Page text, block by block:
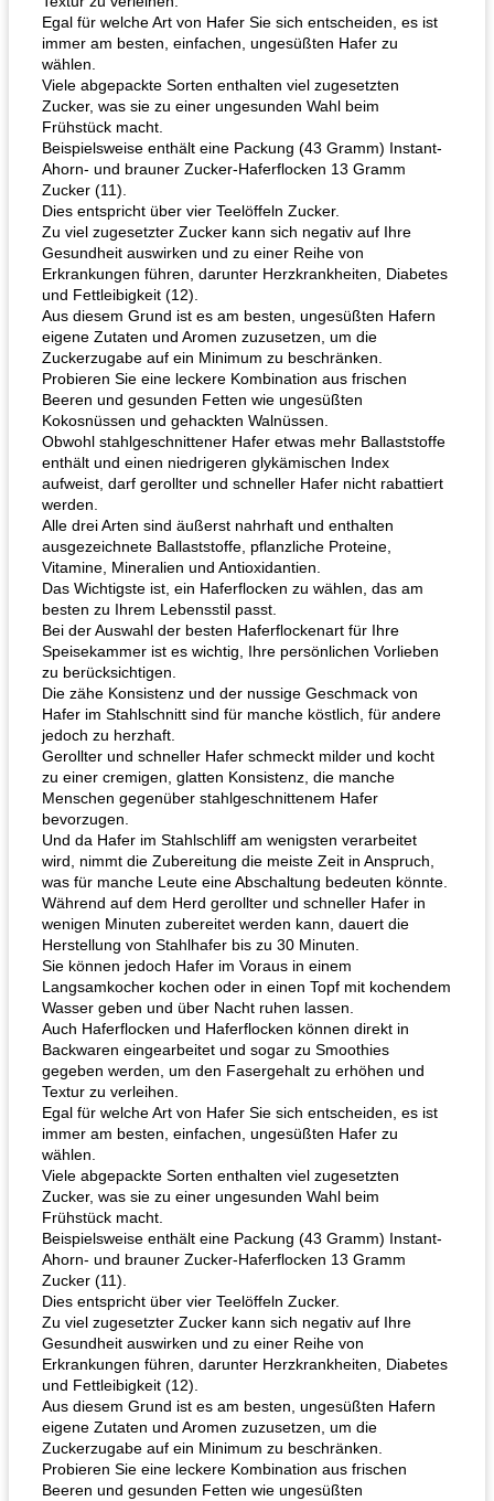
Egal für welche Art von Hafer Sie sich entscheiden, es ist
immer am besten, einfachen, ungesüßten Hafer zu
wählen.
Viele abgepackte Sorten enthalten viel zugesetzten
Zucker, was sie zu einer ungesunden Wahl beim
Frühstück macht.
Beispielsweise enthält eine Packung (43 Gramm) Instant-
Ahorn- und brauner Zucker-Haferflocken 13 Gramm
Zucker (11).
Dies entspricht über vier Teelöffeln Zucker.
Zu viel zugesetzter Zucker kann sich negativ auf Ihre
Gesundheit auswirken und zu einer Reihe von
Erkrankungen führen, darunter Herzkrankheiten, Diabetes
und Fettleibigkeit (12).
Aus diesem Grund ist es am besten, ungesüßten Hafern
eigene Zutaten und Aromen zuzusetzen, um die
Zuckerzugabe auf ein Minimum zu beschränken.
Probieren Sie eine leckere Kombination aus frischen
Beeren und gesunden Fetten wie ungesüßten
Kokosnüssen und gehackten Walnüssen.
Obwohl stahlgeschnittener Hafer etwas mehr Ballaststoffe
enthält und einen niedrigeren glykämischen Index
aufweist, darf gerollter und schneller Hafer nicht rabattiert
werden.
Alle drei Arten sind äußerst nahrhaft und enthalten
ausgezeichnete Ballaststoffe, pflanzliche Proteine,
Vitamine, Mineralien und Antioxidantien.
Das Wichtigste ist, ein Haferflocken zu wählen, das am
besten zu Ihrem Lebensstil passt.
Bei der Auswahl der besten Haferflockenart für Ihre
Speisekammer ist es wichtig, Ihre persönlichen Vorlieben
zu berücksichtigen.
Die zähe Konsistenz und der nussige Geschmack von
Hafer im Stahlschnitt sind für manche köstlich, für andere
jedoch zu herzhaft.
Gerollter und schneller Hafer schmeckt milder und kocht
zu einer cremigen, glatten Konsistenz, die manche
Menschen gegenüber stahlgeschnittenem Hafer
bevorzugen.
Und da Hafer im Stahlschliff am wenigsten verarbeitet
wird, nimmt die Zubereitung die meiste Zeit in Anspruch,
was für manche Leute eine Abschaltung bedeuten könnte.
Während auf dem Herd gerollter und schneller Hafer in
wenigen Minuten zubereitet werden kann, dauert die
Herstellung von Stahlhafer bis zu 30 Minuten.
Sie können jedoch Hafer im Voraus in einem
Langsamkocher kochen oder in einen Topf mit kochendem
Wasser geben und über Nacht ruhen lassen.
Auch Haferflocken und Haferflocken können direkt in
Backwaren eingearbeitet und sogar zu Smoothies
gegeben werden, um den Fasergehalt zu erhöhen und
Textur zu verleihen.
Egal für welche Art von Hafer Sie sich entscheiden, es ist
immer am besten, einfachen, ungesüßten Hafer zu
wählen.
Viele abgepackte Sorten enthalten viel zugesetzten
Zucker, was sie zu einer ungesunden Wahl beim
Frühstück macht.
Beispielsweise enthält eine Packung (43 Gramm) Instant-
Ahorn- und brauner Zucker-Haferflocken 13 Gramm
Zucker (11).
Dies entspricht über vier Teelöffeln Zucker.
Zu viel zugesetzter Zucker kann sich negativ auf Ihre
Gesundheit auswirken und zu einer Reihe von
Erkrankungen führen, darunter Herzkrankheiten, Diabetes
und Fettleibigkeit (12).
Aus diesem Grund ist es am besten, ungesüßten Hafern
eigene Zutaten und Aromen zuzusetzen, um die
Zuckerzugabe auf ein Minimum zu beschränken.
Probieren Sie eine leckere Kombination aus frischen
Beeren und gesunden Fetten wie ungesüßten